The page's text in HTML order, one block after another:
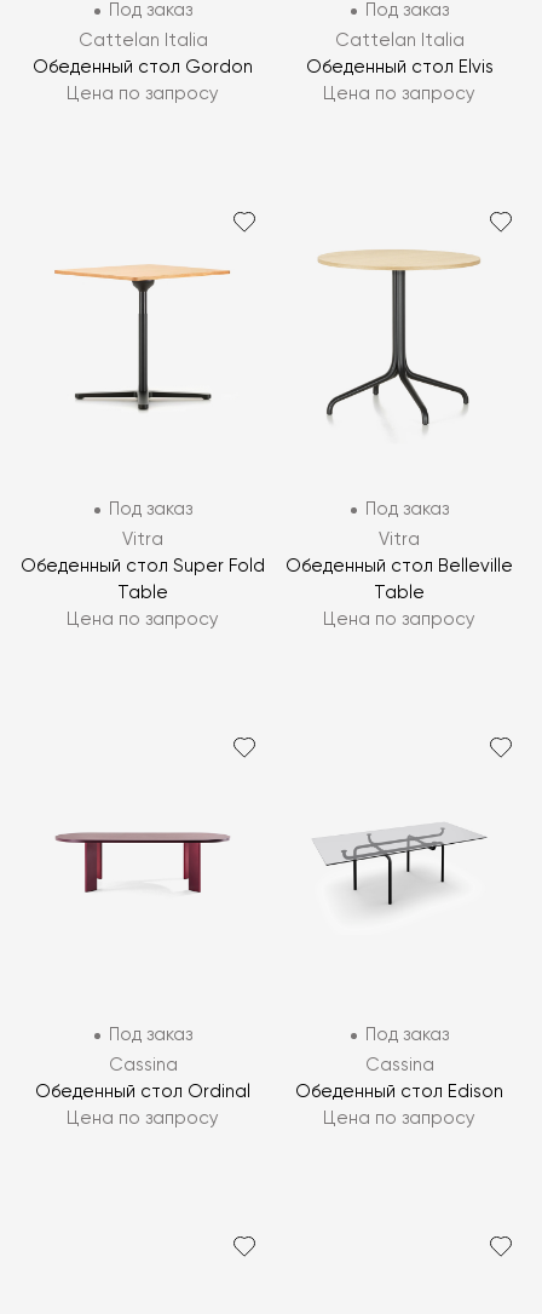
Под заказ
Cattelan Italia
Обеденный стол Gordon
Цена по запросу
Под заказ
Cattelan Italia
Обеденный стол Elvis
Цена по запросу
Под заказ
Vitra
Обеденный стол Super Fold
Table
Цена по запросу
Под заказ
Vitra
Обеденный стол Belleville
Table
Цена по запросу
Под заказ
Cassina
Обеденный стол Ordinal
Цена по запросу
Под заказ
Cassina
Обеденный стол Edison
Цена по запросу